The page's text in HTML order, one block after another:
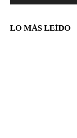
LO MÁS LEÍDO